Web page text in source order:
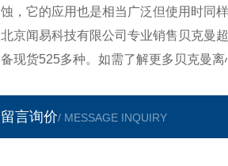
蚀，它的应用也是相当广泛但使用时同
北京闻易科技有限公司专业销售贝克曼
备现货525多种。如需了解更多贝克曼
留言询价/ MESSAGE INQUIRY